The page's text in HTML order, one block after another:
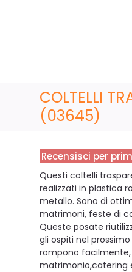
COLTELLI
(03645)
Recensisci per
Questi coltelli
realizzati in plastica
metallo. Sono di
matrimoni, feste di
Queste posate
gli ospiti nel
rompono
matrimonio,catering